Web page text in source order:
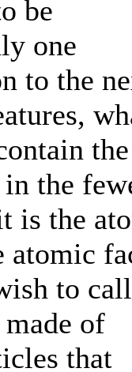
be
one
to the
the
the
is the
atomic
to
of
that